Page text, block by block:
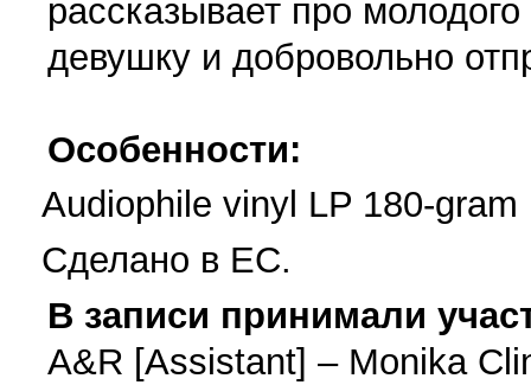
рассказывает про
девушку и добровольно
Особенности:
Audiophile vinyl LP 180-gram
Сделано в ЕС.
В записи принимали
A&R [Assistant] – Monika